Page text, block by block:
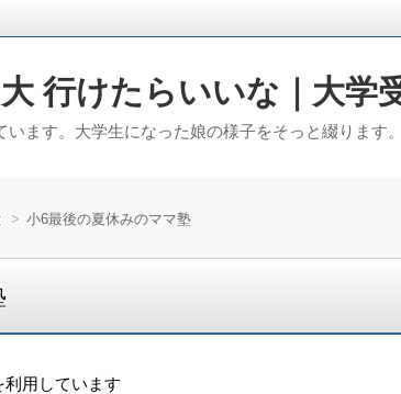
行けたらいいな｜大学
ます。大学生になった娘の様子をそっと綴ります。
小6最後の夏休みのママ塾
用しています